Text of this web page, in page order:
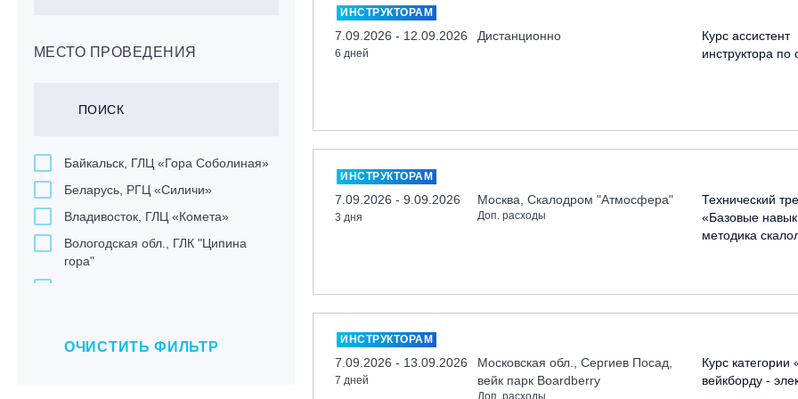
МЕСТО ПРОВЕДЕНИЯ
Байкальск, ГЛЦ «Гора Соболиная»
Беларусь, РГЦ «Силичи»
Владивосток, ГЛЦ «Комета»
Вологодская обл., ГЛК "Ципина
гора"
Екатеринбург, ГЛЦ «Уктус»
ОЧИСТИТЬ ФИЛЬТР
ИНСТРУКТОРАМ
7.09.2026 - 12.09.2026
6 дней
Дистанционно
Курс ассистент
инструктора по
ИНСТРУКТОРАМ
7.09.2026 - 9.09.2026
3 дня
Москва, Скалодром "Атмосфера"
Доп. расходы
Технический
«Базовые
методика
ИНСТРУКТОРАМ
7.09.2026 - 13.09.2026
7 дней
Московская обл., Сергиев Посад,
вейк парк Boardberry
Доп. расходы
Курс категории
вейкборду -